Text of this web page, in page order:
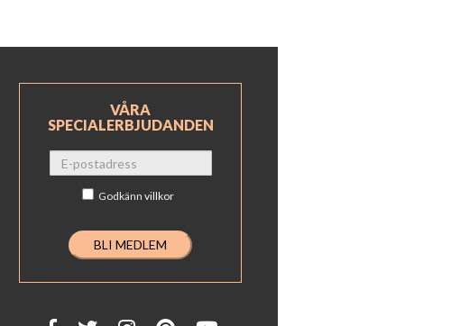
VÅRA
SPECIALERBJUDANDEN
Godkännvillkor